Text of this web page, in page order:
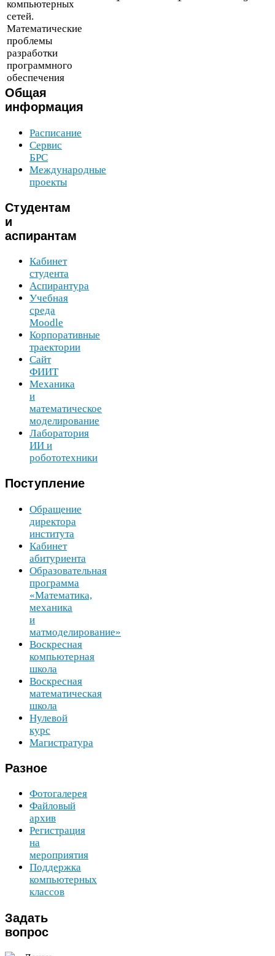
компьютерных
сетей.
Математические
проблемы
разработки
программного
обеспечения
Общая
информация
Расписание
Сервис
БРС
Международные
проекты
Студентам
и
аспирантам
Кабинет
студента
Аспирантура
Учебная
среда
Moodle
Корпоративные
траектории
Сайт
ФИИТ
Механика
и
математическое
моделирование
Лаборатория
ИИ и
робототехники
Поступление
Обращение
директора
института
Кабинет
абитуриента
Образовательная
программа
«Математика,
механика
и
матмоделирование»
Воскресная
компьютерная
школа
Воскресная
математическая
школа
Нулевой
курс
Магистратура
Разное
Фотогалерея
Файловый
архив
Регистрация
на
мероприятия
Поддержка
компьютерных
классов
Задать
вопрос